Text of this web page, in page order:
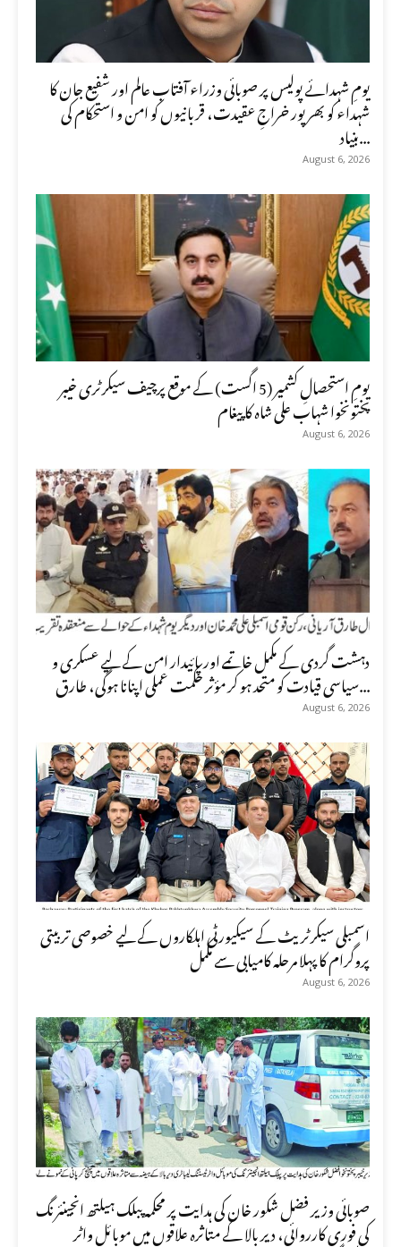
یومِ شہدائے پولیس پر صوبائی وزراء آفتاب عالم اور شفیع جان کا
شہداء کو بھرپور خراجِ عقیدت، قربانیوں کو امن و استحکام کی
بنیاد...
August 6, 2026
یومِ استحصالِ کشمیر (5 اگست) کے موقع پرچیف سیکرٹری خیبر
پختونخوا شہاب علی شاہ کا پیغام
August 6, 2026
دہشت گردی کے مکمل خاتمے اور پائیدار امن کے لیے عسکری و
سیاسی قیادت کو متحد ہو کر مؤثر حکمت عملی اپنانا ہوگی، طارق...
August 6, 2026
اسمبلی سیکرٹریٹ کے سیکیورٹی اہلکاروں کے لیے خصوصی تربیتی
پروگرام کا پہلا مرحلہ کامیابی سے مکمل
August 6, 2026
صوبائی وزیر فضل شکور خان کی ہدایت پر محکمہ پبلک ہیلتھ انجینئرنگ
کی فوری کارروائی، دیر بالا کے متاثرہ علاقوں میں موبائل واٹر